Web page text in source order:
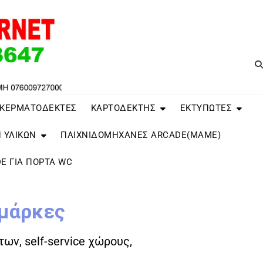
ΚΑΡΤΟΔΕΚΤΗΣ ΕΚΤΥΠΩΤΕΣ
ΠΑΙΧΝΙΔΟΜΗΧΑΝΕΣ ARCADE(MAME)
ΓΙΑ ΠΌΡΤΑ WC
self-service χώρους,